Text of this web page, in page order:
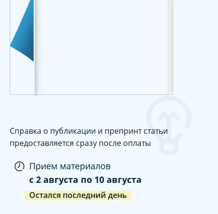
Справка о публикации и препринт статьи
предоставляется сразу после оплаты
Прием материалов
c 2 августа по 10 августа
Остался последний день